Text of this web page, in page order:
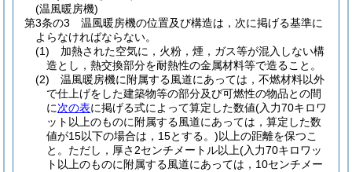
(温風暖房機)
第3条の3
温風暖房機の位置及び構造は，次に掲げる基準に
よらなければならない。
(1)
加熱された空気に，火粉，煙，ガス等が混入しない構
造とし，熱交換部分を耐熱性の金属材料等で造ること。
(2)
温風暖房機に附属する風道にあっては，不燃材料以外
で仕上げをした建築物等の部分及び可燃性の物品との間
に次の表に掲げる式によって算定した数値(入力70キロワ
ット以上のものに附属する風道にあっては，算定した数
値が15以下の場合は，15とする。)以上の距離を保つこ
と。 ただし，厚さ2センチメートル以上(入力70キロワッ
ト以上のものに附属する風道にあっては，10センチメー